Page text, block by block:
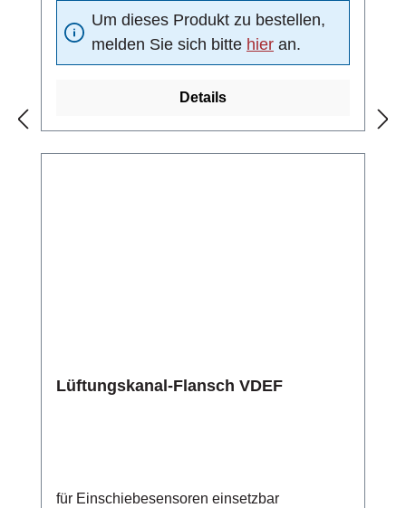
Um dieses Produkt zu bestellen,
melden Sie sich bitte hier an.
Details
Lüftungskanal-Flansch VDEF
für Einschiebesensoren einsetzbar